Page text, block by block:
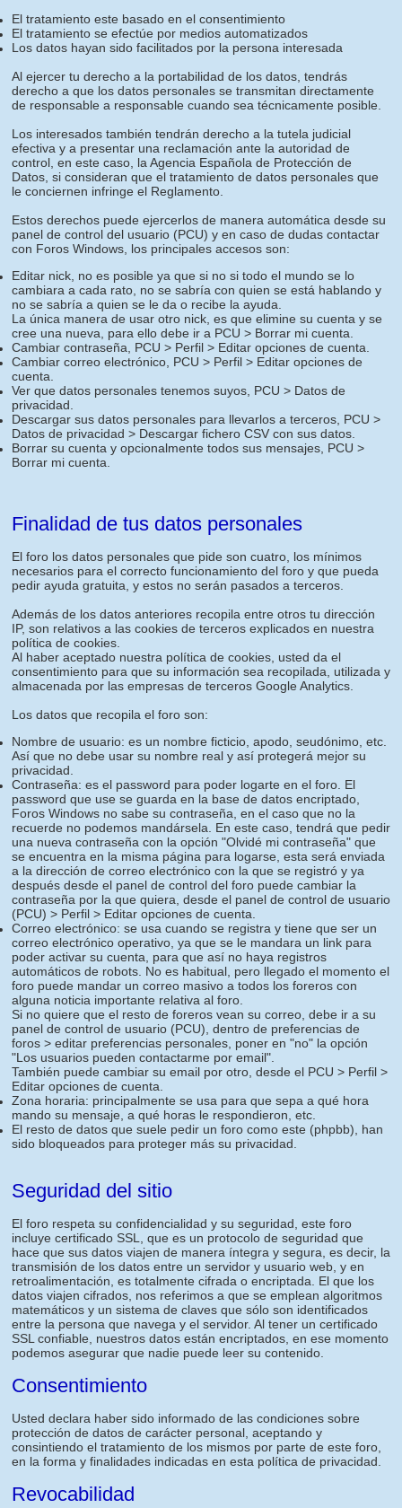
El tratamiento este basado en el consentimiento
El tratamiento se efectúe por medios automatizados
Los datos hayan sido facilitados por la persona interesada
Al ejercer tu derecho a la portabilidad de los datos, tendrás
derecho a que los datos personales se transmitan directamente
de responsable a responsable cuando sea técnicamente posible.
Los interesados también tendrán derecho a la tutela judicial
efectiva y a presentar una reclamación ante la autoridad de
control, en este caso, la Agencia Española de Protección de
Datos, si consideran que el tratamiento de datos personales que
le conciernen infringe el Reglamento.
Estos derechos puede ejercerlos de manera automática desde su
panel de control del usuario (PCU) y en caso de dudas contactar
con Foros Windows, los principales accesos son:
Editar nick, no es posible ya que si no si todo el mundo se lo
cambiara a cada rato, no se sabría con quien se está hablando y
no se sabría a quien se le da o recibe la ayuda.
La única manera de usar otro nick, es que elimine su cuenta y se
cree una nueva, para ello debe ir a PCU > Borrar mi cuenta.
Cambiar contraseña, PCU > Perfil > Editar opciones de cuenta.
Cambiar correo electrónico, PCU > Perfil > Editar opciones de
cuenta.
Ver que datos personales tenemos suyos, PCU > Datos de
privacidad.
Descargar sus datos personales para llevarlos a terceros, PCU >
Datos de privacidad > Descargar fichero CSV con sus datos.
Borrar su cuenta y opcionalmente todos sus mensajes, PCU >
Borrar mi cuenta.
Finalidad de tus datos personales
El foro los datos personales que pide son cuatro, los mínimos
necesarios para el correcto funcionamiento del foro y que pueda
pedir ayuda gratuita, y estos no serán pasados a terceros.
Además de los datos anteriores recopila entre otros tu dirección
IP, son relativos a las cookies de terceros explicados en nuestra
política de cookies.
Al haber aceptado nuestra política de cookies, usted da el
consentimiento para que su información sea recopilada, utilizada y
almacenada por las empresas de terceros Google Analytics.
Los datos que recopila el foro son:
Nombre de usuario: es un nombre ficticio, apodo, seudónimo, etc.
Así que no debe usar su nombre real y así protegerá mejor su
privacidad.
Contraseña: es el password para poder logarte en el foro. El
password que use se guarda en la base de datos encriptado,
Foros Windows no sabe su contraseña, en el caso que no la
recuerde no podemos mandársela. En este caso, tendrá que pedir
una nueva contraseña con la opción "Olvidé mi contraseña" que
se encuentra en la misma página para logarse, esta será enviada
a la dirección de correo electrónico con la que se registró y ya
después desde el panel de control del foro puede cambiar la
contraseña por la que quiera, desde el panel de control de usuario
(PCU) > Perfil > Editar opciones de cuenta.
Correo electrónico: se usa cuando se registra y tiene que ser un
correo electrónico operativo, ya que se le mandara un link para
poder activar su cuenta, para que así no haya registros
automáticos de robots. No es habitual, pero llegado el momento el
foro puede mandar un correo masivo a todos los foreros con
alguna noticia importante relativa al foro.
Si no quiere que el resto de foreros vean su correo, debe ir a su
panel de control de usuario (PCU), dentro de preferencias de
foros > editar preferencias personales, poner en "no" la opción
"Los usuarios pueden contactarme por email".
También puede cambiar su email por otro, desde el PCU > Perfil >
Editar opciones de cuenta.
Zona horaria: principalmente se usa para que sepa a qué hora
mando su mensaje, a qué horas le respondieron, etc.
El resto de datos que suele pedir un foro como este (phpbb), han
sido bloqueados para proteger más su privacidad.
Seguridad del sitio
El foro respeta su confidencialidad y su seguridad, este foro
incluye certificado SSL, que es un protocolo de seguridad que
hace que sus datos viajen de manera íntegra y segura, es decir, la
transmisión de los datos entre un servidor y usuario web, y en
retroalimentación, es totalmente cifrada o encriptada. El que los
datos viajen cifrados, nos referimos a que se emplean algoritmos
matemáticos y un sistema de claves que sólo son identificados
entre la persona que navega y el servidor. Al tener un certificado
SSL confiable, nuestros datos están encriptados, en ese momento
podemos asegurar que nadie puede leer su contenido.
Consentimiento
Usted declara haber sido informado de las condiciones sobre
protección de datos de carácter personal, aceptando y
consintiendo el tratamiento de los mismos por parte de este foro,
en la forma y finalidades indicadas en esta política de privacidad.
Revocabilidad